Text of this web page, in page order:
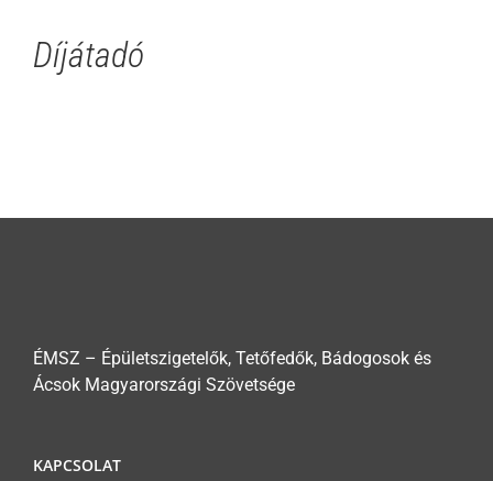
Díjátadó
ÉMSZ – Épületszigetelők, Tetőfedők, Bádogosok és
Ácsok Magyarországi Szövetsége
KAPCSOLAT